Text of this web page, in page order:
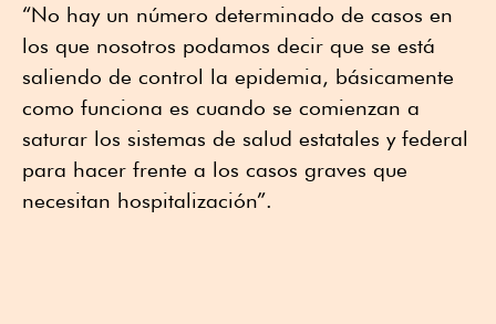
“No hay un número determinado de casos en
los que nosotros podamos decir que se está
saliendo de control la epidemia, básicamente
como funciona es cuando se comienzan a
saturar los sistemas de salud estatales y federal
para hacer frente a los casos graves que
necesitan hospitalización”.